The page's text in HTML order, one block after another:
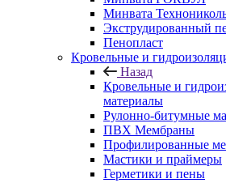
Минвата
Экструдированный
Пенопласт
Кровельные и
Назад
Кровельные и
материалы
Рулонно-битумные
ПВХ Мембраны
Профилированные
Мастики и праймеры
Герметики и пены